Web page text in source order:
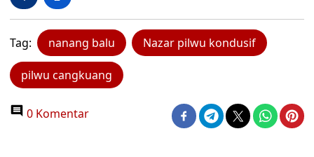
Tag: nanang balu Nazar pilwu kondusif
pilwu cangkuang
0 Komentar